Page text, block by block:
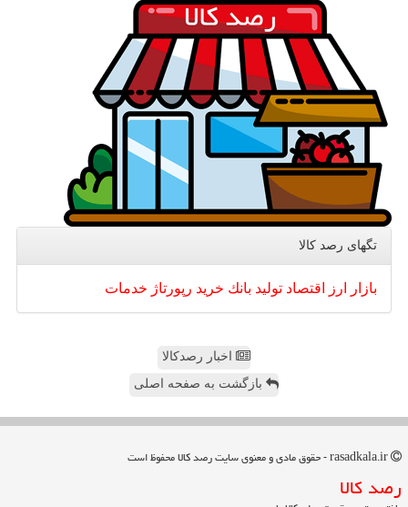
تگهای رصد كالا
بازار ارز اقتصاد تولید بانك خرید رپورتاژ خدمات
اخبار رصدکالا
بازگشت به صفحه اصلی
رصد كالا